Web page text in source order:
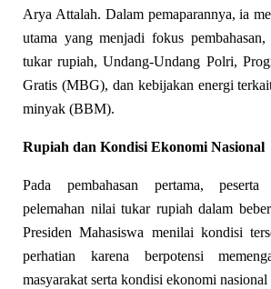
Arya Attalah. Dalam pemaparannya, ia
utama yang menjadi fokus
tukar rupiah, Undang-Undang Polri,
Gratis (MBG), dan kebijakan energi
minyak (BBM).
Rupiah dan Kondisi Ekonomi Nasional
Pada pembahasan pertama,
pelemahan nilai tukar rupiah dalam
Presiden Mahasiswa menilai kondisi
perhatian karena berpotensi
masyarakat serta kondisi ekonomi nasional